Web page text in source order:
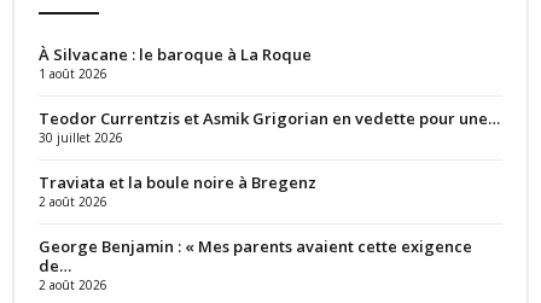
À Silvacane : le baroque à La Roque
1 août 2026
Teodor Currentzis et Asmik Grigorian en vedette pour une…
30 juillet 2026
Traviata et la boule noire à Bregenz
2 août 2026
George Benjamin : « Mes parents avaient cette exigence
de…
2 août 2026